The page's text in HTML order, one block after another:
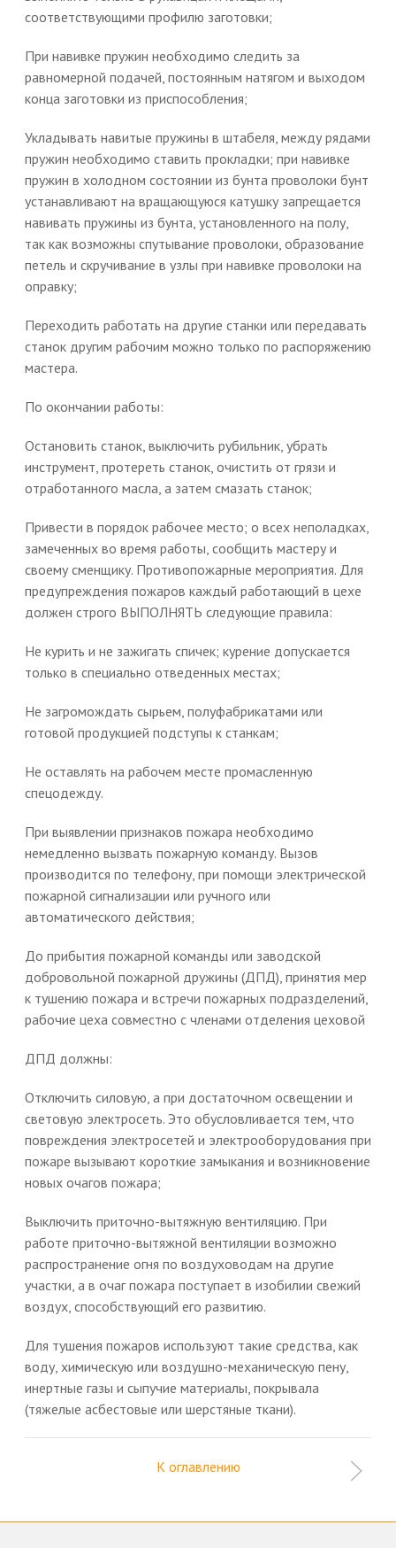
соответствующими профилю заготовки;
При навивке пружин необходимо следить за
равномерной подачей, постоянным натягом и выходом
конца заготовки из приспособления;
Укладывать навитые пружины в штабеля, между рядами
пружин необходимо ставить прокладки; при навивке
пружин в холодном состоянии из бунта проволоки бунт
устанавливают на вращающуюся катушку запрещается
навивать пружины из бунта, установленного на полу,
так как возможны спутывание проволоки, образование
петель и скручивание в узлы при навивке проволоки на
оправку;
Переходить работать на другие станки или передавать
станок другим рабочим можно только по распоряжению
мастера.
По окончании работы:
Остановить станок, выключить рубильник, убрать
инструмент, протереть станок, очистить от грязи и
отработанного масла, а затем смазать станок;
Привести в порядок рабочее место; о всех неполадках,
замеченных во время работы, сообщить мастеру и
своему сменщику. Противопожарные мероприятия. Для
предупреждения пожаров каждый работающий в цехе
должен строго ВЫПОЛНЯТЬ следующие правила:
Не курить и не зажигать спичек; курение допускается
только в специально отведенных местах;
Не загромождать сырьем, полуфабрикатами или
готовой продукцией подступы к станкам;
Не оставлять на рабочем месте промасленную
спецодежду.
При выявлении признаков пожара необходимо
немедленно вызвать пожарную команду. Вызов
производится по телефону, при помощи электрической
пожарной сигнализации или ручного или
автоматического действия;
До прибытия пожарной команды или заводской
добровольной пожарной дружины (ДПД), принятия мер
к тушению пожара и встречи пожарных подразделений,
рабочие цеха совместно с членами отделения цеховой
ДПД должны:
Отключить силовую, а при достаточном освещении и
световую электросеть. Это обусловливается тем, что
повреждения электросетей и электрооборудования при
пожаре вызывают короткие замыкания и возникновение
новых очагов пожара;
Выключить приточно-вытяжную вентиляцию. При
работе приточно-вытяжной вентиляции возможно
распространение огня по воздуховодам на другие
участки, а в очаг пожара поступает в изобилии свежий
воздух, способствующий его развитию.
Для тушения пожаров используют такие средства, как
воду, химическую или воздушно-механическую пену,
инертные газы и сыпучие материалы, покрывала
(тяжелые асбестовые или шерстяные ткани).
К оглавлению